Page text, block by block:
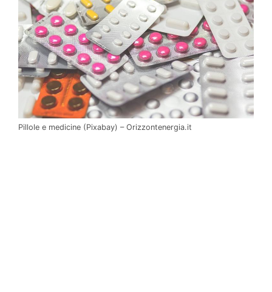
Pillole e medicine (Pixabay) – Orizzontenergia.it